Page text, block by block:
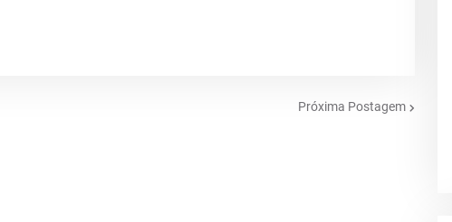
Próxima Postagem